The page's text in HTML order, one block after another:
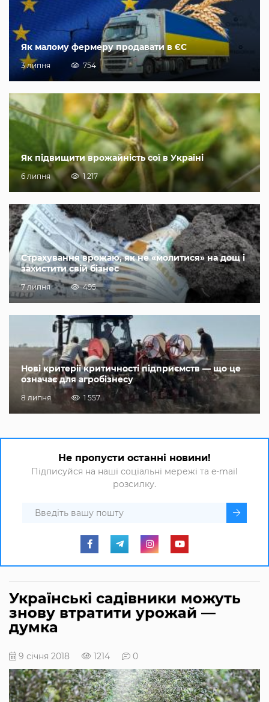
Як малому фермеру продавати в ЄС
3 липня 754
Як підвищити врожайність сої в Україні
6 липня 1 217
Страхування врожаю, як не «молитися» на дощ і
захистити свій бізнес
7 липня 495
Нові критерії критичності підприємств — що це
означає для агробізнесу
8 липня 1 557
Не пропусти останні новини!
Підписуйся на наші соціальні мережі та e-mail
розсилку.
Українські садівники можуть
знову втратити урожай —
думка
9 січня 2018 1214 0